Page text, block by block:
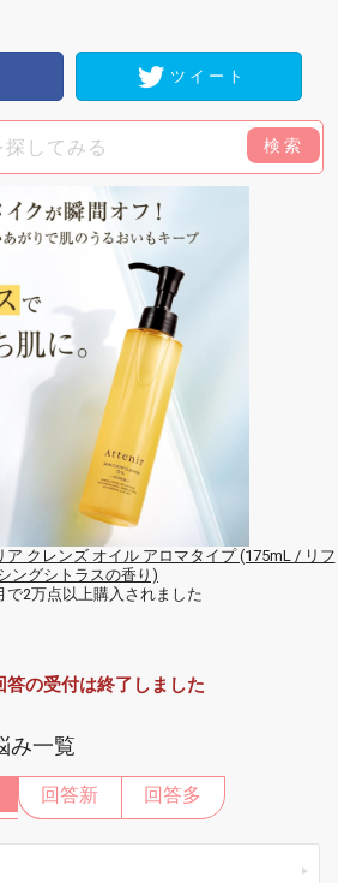
ツイート
検索
クレンズ オイル アロマタイプ (175mL / リフ
ングシトラスの香り)
で2万点以上購入されました
答の受付は終了しました
み一覧
回答新 回答多